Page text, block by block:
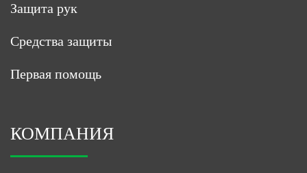
Защита рук
Средства защиты
Первая помощь
КОМПАНИЯ